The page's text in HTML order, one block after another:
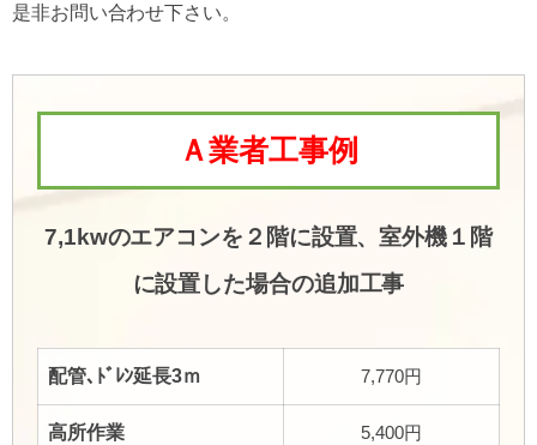
是非お問い合わせ下さい。
Ａ業者工事例
7,1kwのエアコンを２階に設置、室外機１階
に設置した場合の追加工事
配管､ﾄﾞﾚﾝ延長3ｍ 7,770円
高所作業 5,400円